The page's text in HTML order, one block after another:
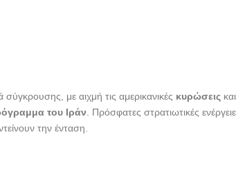
με αιχμή τις αμερικανικές κυρώσεις και
του Ιράν . Πρόσφατες στρατιωτικές
την ένταση.